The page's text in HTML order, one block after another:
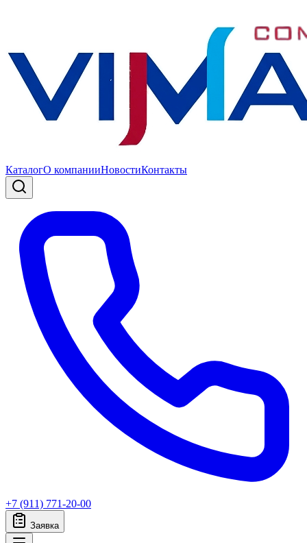
КаталогО компанииНовостиКонтакты
+7 (911) 771-20-00
Заявка